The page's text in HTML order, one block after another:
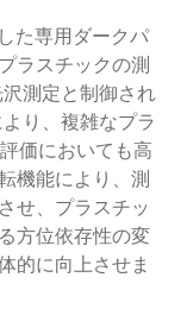
た専用ダークパ
ラスチックの測
測定と制御され
り、複雑なプラ
価においても高
機能により、測
せ、プラスチッ
方位依存性の変
的に向上させま